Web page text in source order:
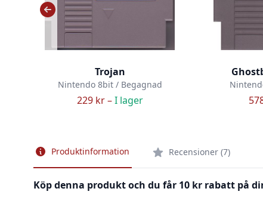
Trojan
Nintendo 8bit / Begagnad
229 kr –I lager
Produktinformation Recensioner (7)
Köp denna produkt och du får 10 kr rabatt på